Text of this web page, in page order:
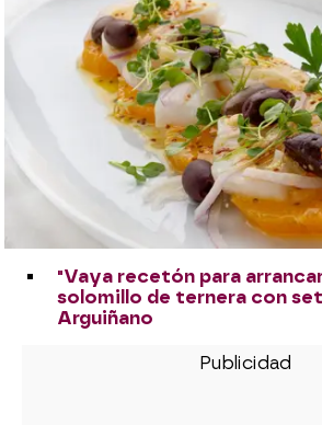
"Vaya recetón para
solomillo de ternera con
Arguiñano